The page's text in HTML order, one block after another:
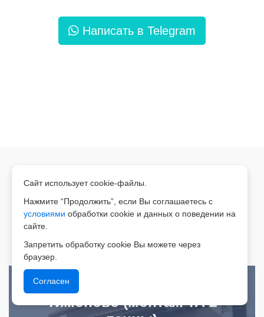
Написать в Telegram
Подробный разбор по каждому
объекту смотрите ниже.
Тимоново (монтаж ТА 2
Сайт использует cookie-файлы.
Нажмите “Продолжить”, если Вы соглашаетесь с
условиями обработки cookie и данных о поведении на
сайте.
Запретить обработку cookie Вы можете через
браузер.
Согласен